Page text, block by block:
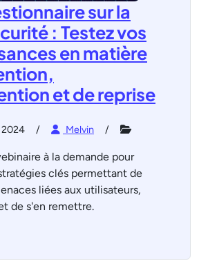
sur la
: Testez vos
en matière
et de reprise
2024 Melvin
à la demande pour
clés permettant de
liées aux utilisateurs,
de s'en remettre.